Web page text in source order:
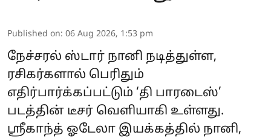
Published on: 06 Aug 2026, 1:53 pm
நேச்சரல் ஸ்டார் நானி நடித்துள்ள,
ரசிகர்களால் பெரிதும்
எதிர்பார்க்கப்பட்டும் ‘தி பாரடைஸ்’
படத்தின் டீசர் வெளியாகி உள்ளது.
ஸ்ரீகாந்த் ஓடேலா இயக்கத்தில் நானி,